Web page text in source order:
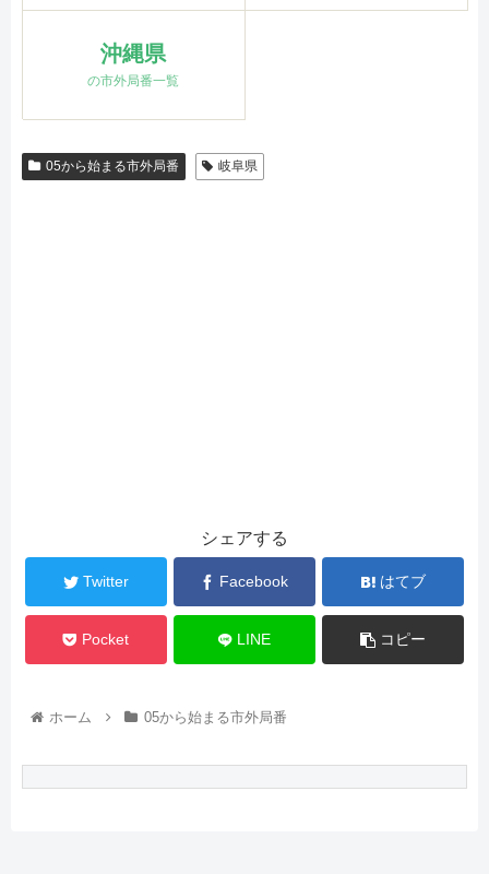
沖縄県
の市外局番一覧
05から始まる市外局番 岐阜県
シェアする
Twitter Facebook はてブ
Pocket LINE コピー
ホーム 05から始まる市外局番